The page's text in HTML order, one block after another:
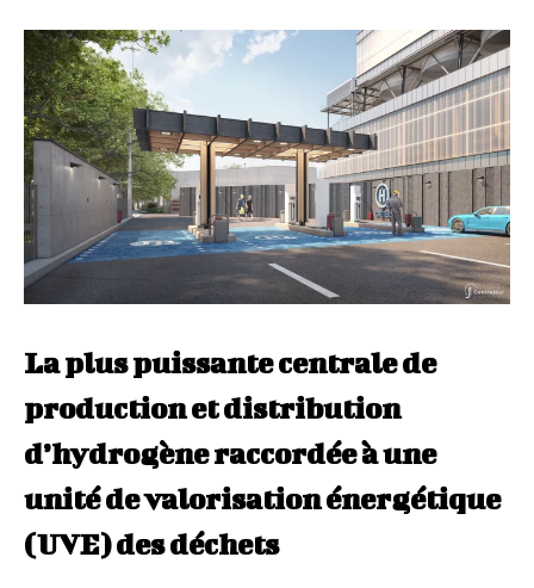
La plus puissante centrale de
production et distribution
d’hydrogène raccordée à une
unité de valorisation énergétique
(UVE) des déchets